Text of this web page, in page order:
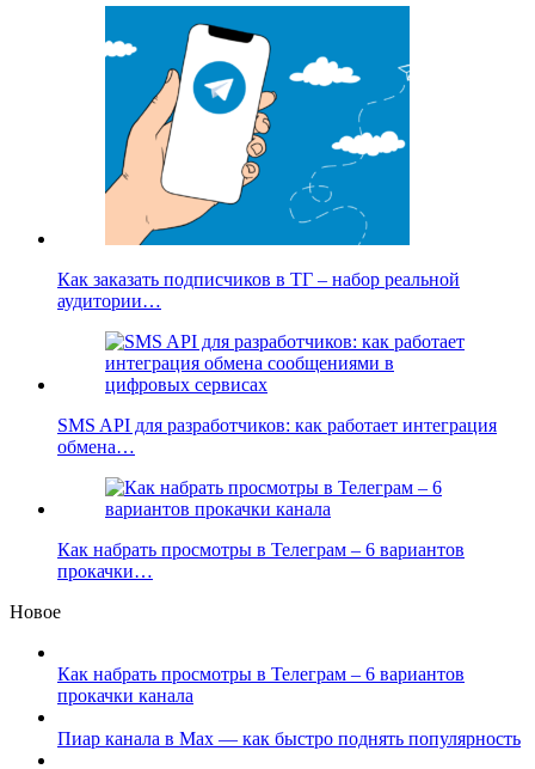
Как заказать подписчиков в ТГ – набор реальной
аудитории…
SMS API для разработчиков: как работает интеграция
обмена…
Как набрать просмотры в Телеграм – 6 вариантов
прокачки…
Новое
Как набрать просмотры в Телеграм – 6 вариантов
прокачки канала
Пиар канала в Max — как быстро поднять популярность